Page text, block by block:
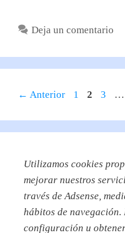
Deja un comentario
← Anterior Página
1 Página
2 Página
3 …
Utilizamos cookies
mejorar nuestros
través de Adsense,
hábitos de navegación.
configuración u